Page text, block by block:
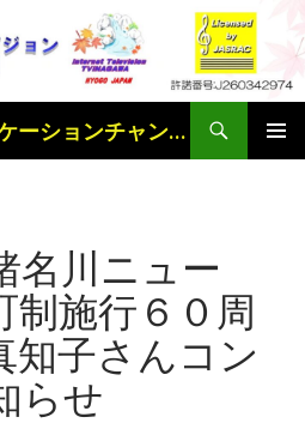
テレビ猪名川コミュニケーションチャンネル
川ニュー
制施行６０周
知子さんコン
らせ